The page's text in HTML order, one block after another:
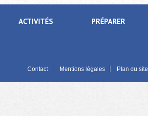
ACTIVITÉS PRÉPARER
Contact Mentions légales Plan du site